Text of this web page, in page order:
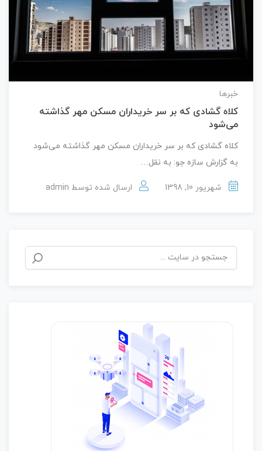
خبرها
کلاه گشادی که بر سر خریداران مسکن مهر گذاشته
می‌شود
کلاه گشادی که بر سر خریداران مسکن مهر گذاشته می‌شود
به گزارش سازه جو: به نقل…
شهریور 10, 1398 ارسال شده توسط admin